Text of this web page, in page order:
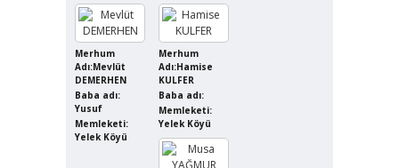
Merhum
Adı:Mevlüt
DEMERHEN
Baba adı:
Yusuf
Memleketi:
Yelek Köyü
Merhum
Adı:Hamise
KULFER
Baba adı:
Memleketi:
Yelek Köyü